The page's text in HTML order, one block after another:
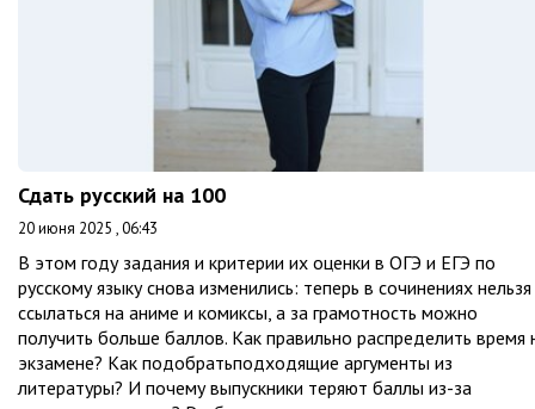
Сдать русский на 100
20 июня 2025 , 06:43
В этом году задания и критерии их оценки в ОГЭ и ЕГЭ по
русскому языку снова изменились: теперь в сочинениях нельзя
ссылаться на аниме и комиксы, а за грамотность можно
получить больше баллов. Как правильно распределить время
экзамене? Как подобратьподходящие аргументы из
литературы? И почему выпускники теряют баллы из-за